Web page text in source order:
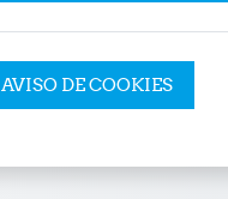
AVISO DE COOKIES